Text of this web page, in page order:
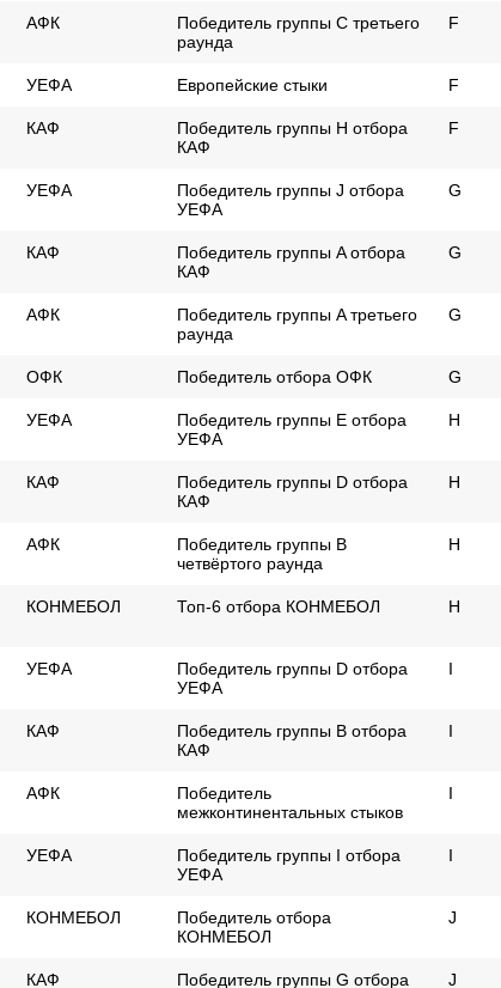
АФК
Победитель группы C третьего
раунда
F
УЕФА Европейские стыки F
КАФ
Победитель группы H отбора
КАФ
F
УЕФА
Победитель группы J отбора
УЕФА
G
КАФ
Победитель группы A отбора
КАФ
G
АФК
Победитель группы A третьего
раунда
G
ОФК Победитель отбора ОФК G
УЕФА
Победитель группы E отбора
УЕФА
H
КАФ
Победитель группы D отбора
КАФ
H
АФК
Победитель группы B
четвёртого раунда
H
КОНМЕБОЛ Топ-6 отбора КОНМЕБОЛ H
УЕФА
Победитель группы D отбора
УЕФА
I
КАФ
Победитель группы B отбора
КАФ
I
АФК
Победитель
межконтинентальных стыков
I
УЕФА
Победитель группы I отбора
УЕФА
I
КОНМЕБОЛ
Победитель отбора
КОНМЕБОЛ
J
КАФ
Победитель группы G отбора
J